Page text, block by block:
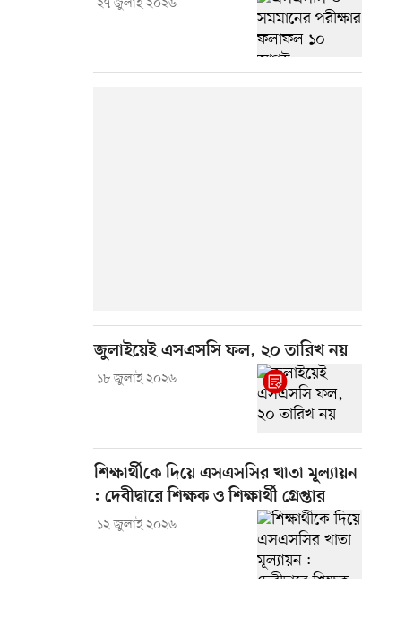
২৭ জুলাই ২০২৬
জুলাইয়েই এসএসসি ফল, ২০ তারিখ নয়
১৮ জুলাই ২০২৬
শিক্ষার্থীকে দিয়ে এসএসসির খাতা মূল্যায়ন
: দেবীদ্বারে শিক্ষক ও শিক্ষার্থী গ্রেপ্তার
১২ জুলাই ২০২৬